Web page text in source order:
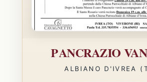
PANCRAZIO
ALBIANO D'IVREA